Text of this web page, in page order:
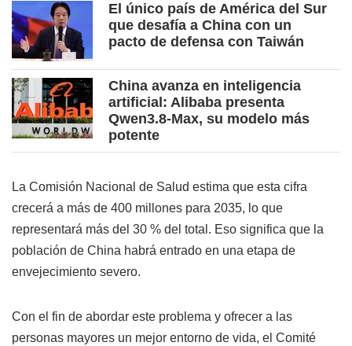
El único país de América del Sur
que desafía a China con un
pacto de defensa con Taiwán
China avanza en inteligencia
artificial: Alibaba presenta
Qwen3.8-Max, su modelo más
potente
La Comisión Nacional de Salud estima que esta cifra
crecerá a más de 400 millones para 2035, lo que
representará más del 30 % del total. Eso significa que la
población de China habrá entrado en una etapa de
envejecimiento severo.
Con el fin de abordar este problema y ofrecer a las
personas mayores un mejor entorno de vida, el Comité